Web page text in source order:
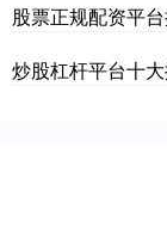
股票正规配资平
炒股杠杆平台十